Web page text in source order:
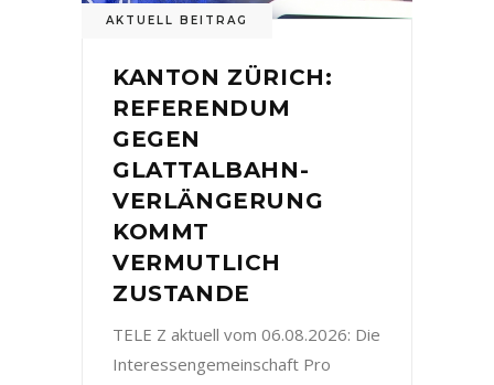
AKTUELL BEITRAG
KANTON ZÜRICH:
REFERENDUM
GEGEN
GLATTALBAHN-
VERLÄNGERUNG
KOMMT
VERMUTLICH
ZUSTANDE
TELE Z aktuell vom 06.08.2026: Die
Interessengemeinschaft Pro